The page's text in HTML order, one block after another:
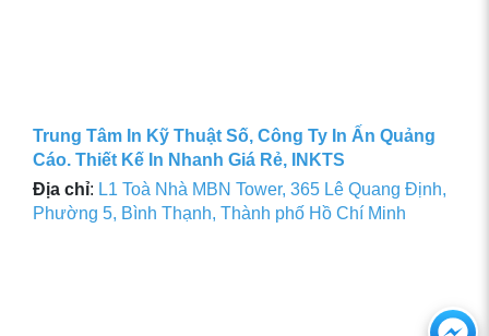
Trung Tâm In Kỹ Thuật Số, Công Ty In Ấn Quảng
Cáo. Thiết Kế In Nhanh Giá Rẻ, INKTS
Địa chỉ: L1 Toà Nhà MBN Tower, 365 Lê Quang Định,
Phường 5, Bình Thạnh, Thành phố Hồ Chí Minh